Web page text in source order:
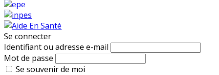
Se connecter
Identifiant ou adresse e-mail
Mot de passe
Se souvenir de moi